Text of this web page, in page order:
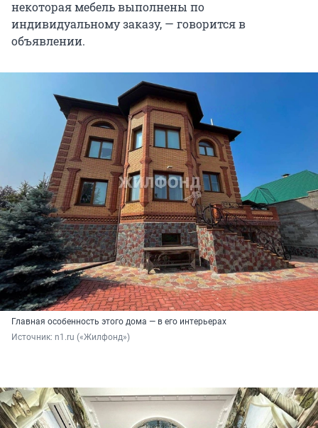
некоторая мебель выполнены по
индивидуальному заказу, — говорится в
объявлении.
Главная особенность этого дома — в его интерьерах
Источник: n1.ru («Жилфонд»)